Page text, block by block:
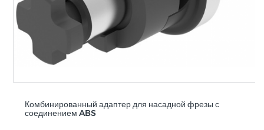
Комбинированный адаптер для насадной фрезы с
соединением ABS